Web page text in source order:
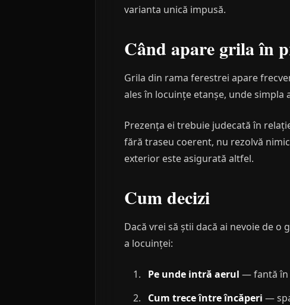
varianta unică impusă.
Când apare grila în
Grila din rama ferestrei apare
ales în locuințe etanșe, unde
Prezența ei trebuie judecată în
fără traseu coerent, nu rezolvă
exterior este asigurată altfel.
Cum decizi
Dacă vrei să știi dacă ai nevoie de
a locuinței:
Pe unde intră aerul — fantă în
Cum trece între încăperi —